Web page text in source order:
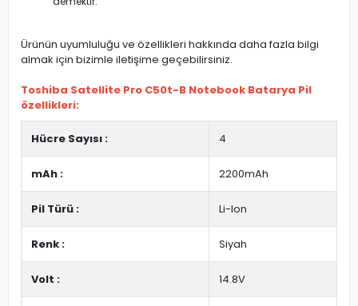
Ürünün uyumluluğu ve özellikleri hakkında daha fazla bilgi
almak için bizimle iletişime geçebilirsiniz.
Toshiba Satellite Pro C50t-B Notebook Batarya Pil
özellikleri:
Hücre Sayısı : 4
mAh : 2200mAh
Pil Türü : Li-Ion
Renk : Siyah
Volt : 14.8V